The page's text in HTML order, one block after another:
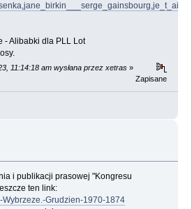
- Alibabki dla PLL Lot
11:14:18 am wysłana przez xetras »
Zapisane
i publikacji prasowej "Kongresu
ten link:
Grudzien-1970-1874